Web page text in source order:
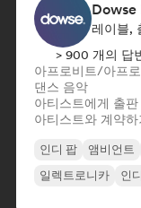
Dowse
레이블,
> 900 개의 답
아프로비트/아프
댄스 음악
아티스트에게 출
아티스트와 계약
인디 팝 앰비언트
일렉트로니카
인